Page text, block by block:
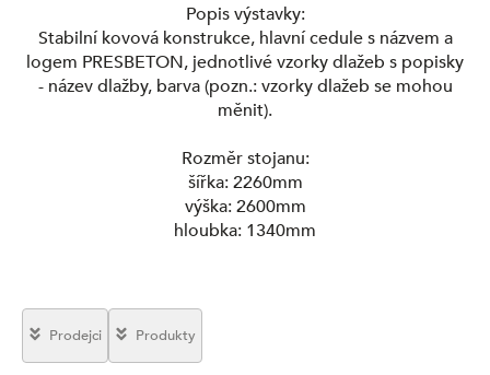
Popis výstavky:
Stabilní kovová konstrukce, hlavní cedule s názvem a
logem PRESBETON, jednotlivé vzorky dlažeb s popisky
- název dlažby, barva (pozn.: vzorky dlažeb se mohou
měnit).
Rozměr stojanu:
šířka: 2260mm
výška: 2600mm
hloubka: 1340mm
Prodejci Produkty